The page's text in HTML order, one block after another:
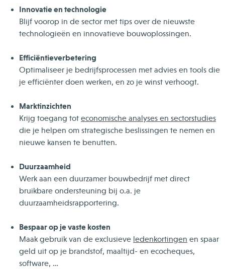
Innovatie en technologie
Blijf voorop in de sector met tips over de nieuwste
technologieën en innovatieve bouwoplossingen.
Efficiëntieverbetering
Optimaliseer je bedrijfsprocessen met advies en tools die
je efficiënter doen werken, en zo je winst verhoogt.
Marktinzichten
Krijg toegang tot economische analyses en sectorstudies
die je helpen om strategische beslissingen te nemen en
nieuwe kansen te benutten.
Duurzaamheid
Werk aan een duurzamer bouwbedrijf met direct
bruikbare ondersteuning bij o.a. je
duurzaamheidsrapportering.
Bespaar op je vaste kosten
Maak gebruik van de exclusieve ledenkortingen en spaar
geld uit op je brandstof, maaltijd- en ecocheques,
software, …